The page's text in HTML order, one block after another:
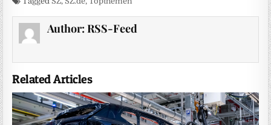
Author: RSS-Feed
Related Articles